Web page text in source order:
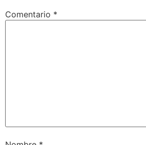
Comentario *